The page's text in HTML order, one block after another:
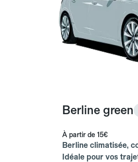
Berline green
À partir de 15€
Berline climatisée,
Idéale pour vos